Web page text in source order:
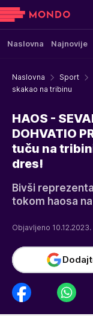
Naslovna Najnovije
Naslovna Sport
skakao na tribinu
HAOS -
DOHVATIO
tuču na
dres!
Bivši
tokom haosa
Objavljeno 10.12.2023.